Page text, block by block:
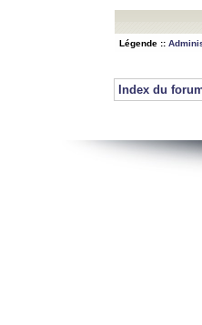
Légende ::
Index du